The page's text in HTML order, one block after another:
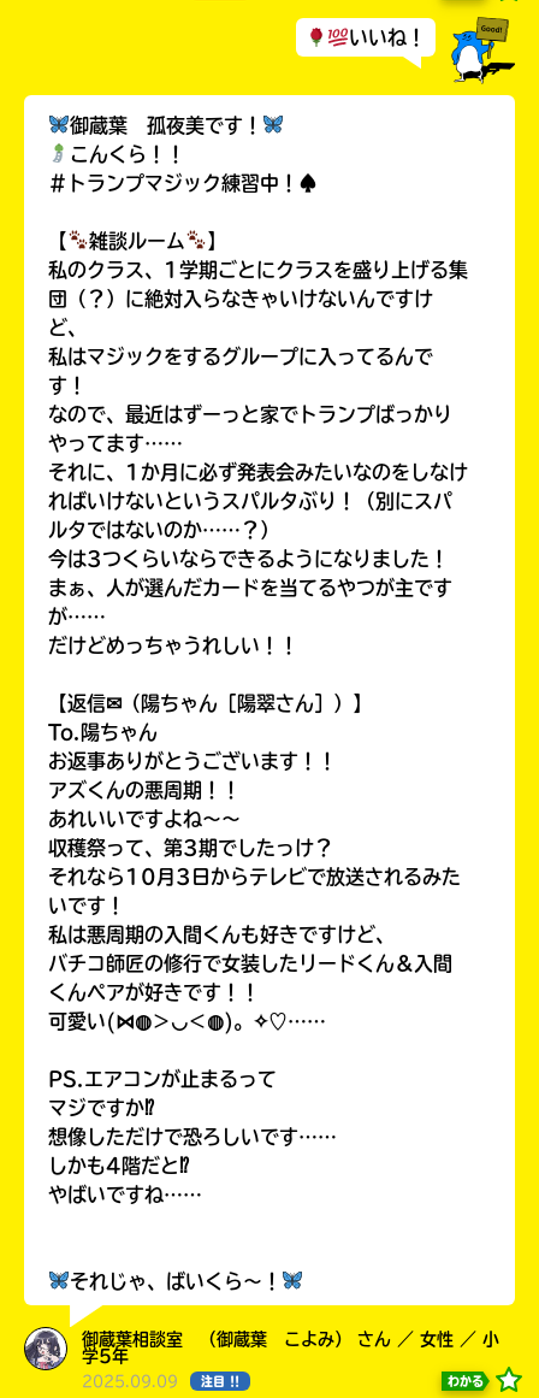
いいね！
御蔵葉 孤夜美です！
こんくら！！
＃トランプマジック練習中！♠
【 雑談ルーム
】
私のクラス、1学期ごとにクラスを盛り上げる集
団（？）に絶対入らなきゃいけないんですけ
ど、
私はマジックをするグループに入ってるんで
す！
なので、最近はずーっと家でトランプばっかり
やってます……
それに、1か月に必ず発表会みたいなのをしなけ
ればいけないというスパルタぶり！（別にスパ
ルタではないのか……？）
今は3つくらいならできるようになりました！
まぁ、人が選んだカードを当てるやつが主です
が……
だけどめっちゃうれしい！！
【返信✉（陽ちゃん［陽翠さん］）】
To.陽ちゃん
お返事ありがとうございます！！
アズくんの悪周期！！
あれいいですよね～～
収穫祭って、第3期でしたっけ？
それなら10月3日からテレビで放送されるみた
いです！
私は悪周期の入間くんも好きですけど、
バチコ師匠の修行で女装したリードくん＆入間
くんペアが好きです！！
可愛い(⋈◍＞◡＜◍)。✧♡……
PS.エアコンが止まるって
マジですか⁉
想像しただけで恐ろしいです……
しかも4階だと⁉
やばいですね……
それじゃ、ばいくら～！
御蔵葉相談室 （御蔵葉 こよみ） さん ／ 女性 ／ 小
学5年
2025.09.09 注目 !! わかる